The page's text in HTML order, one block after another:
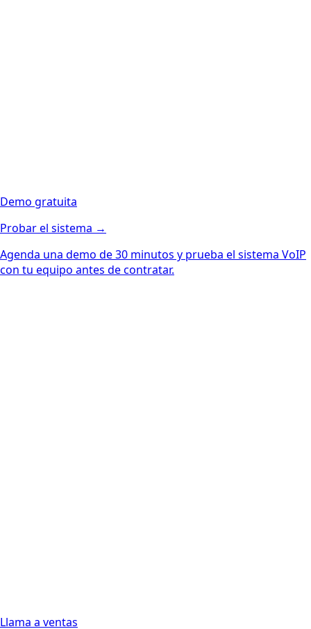
Demo gratuita
Probar el sistema →
Agenda una demo de 30 minutos y prueba el sistema VoIP
con tu equipo antes de contratar.
Llama a ventas